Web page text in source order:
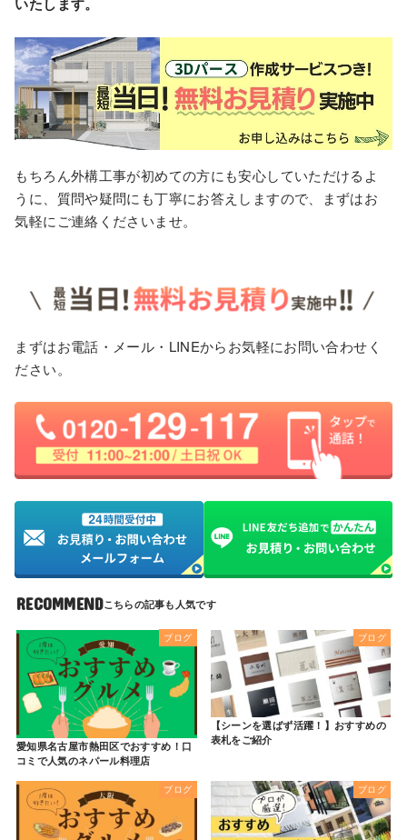
もちろん外構工事が初めての方にも安心していただけるよ
うに、質問や疑問にも丁寧にお答えしますので、まずはお
気軽にご連絡くださいませ。
まずはお電話・メール・LINEからお気軽にお問い合わせく
ださい。
RECOMMEND
ブログ
愛知県名古屋市熱田区でおすすめ！口
コミで人気のネパール料理店
ブログ
【シーンを選ばず活躍！】おすすめの
表札をご紹介
ブログ ブログ